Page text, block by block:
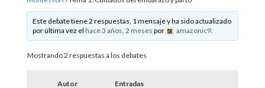
Este debate tiene 2 respuestas, 1 mensaje y ha sido actualizado
por última vez el hace 3 años, 2 meses por amazonic9.
Mostrando 2 respuestas a los debates
Autor Entradas